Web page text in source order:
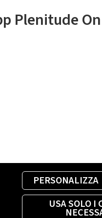
PERSONALIZZA
USA SOLO I
Plenitude